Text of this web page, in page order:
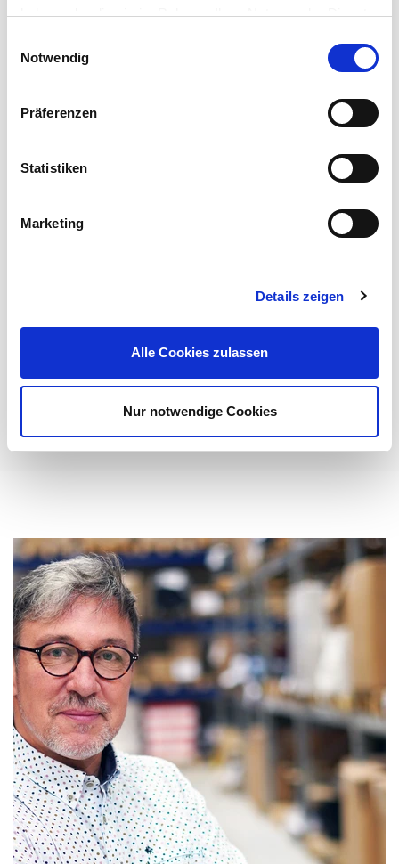
haben oder die sie im Rahmen Ihrer Nutzung der Dienste
Notwendig
Präferenzen
Statistiken
Marketing
Details zeigen
Alle Cookies zulassen
Nur notwendige Cookies
Entwickelt, um den vielfältigen Datenübertragungs-
Anforderungen der modernen Veranstaltungstechnik
gerecht zu werden: ...
Mehr erfahren